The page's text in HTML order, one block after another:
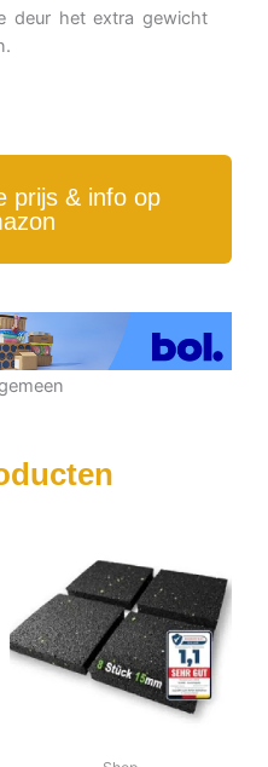
deur het extra gewicht
prijs & info op